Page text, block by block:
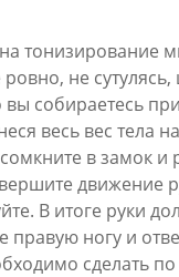
тонизирование
не
собираетесь
весь вес тела
в замок
движение
В итоге руки
ногу и
сделать